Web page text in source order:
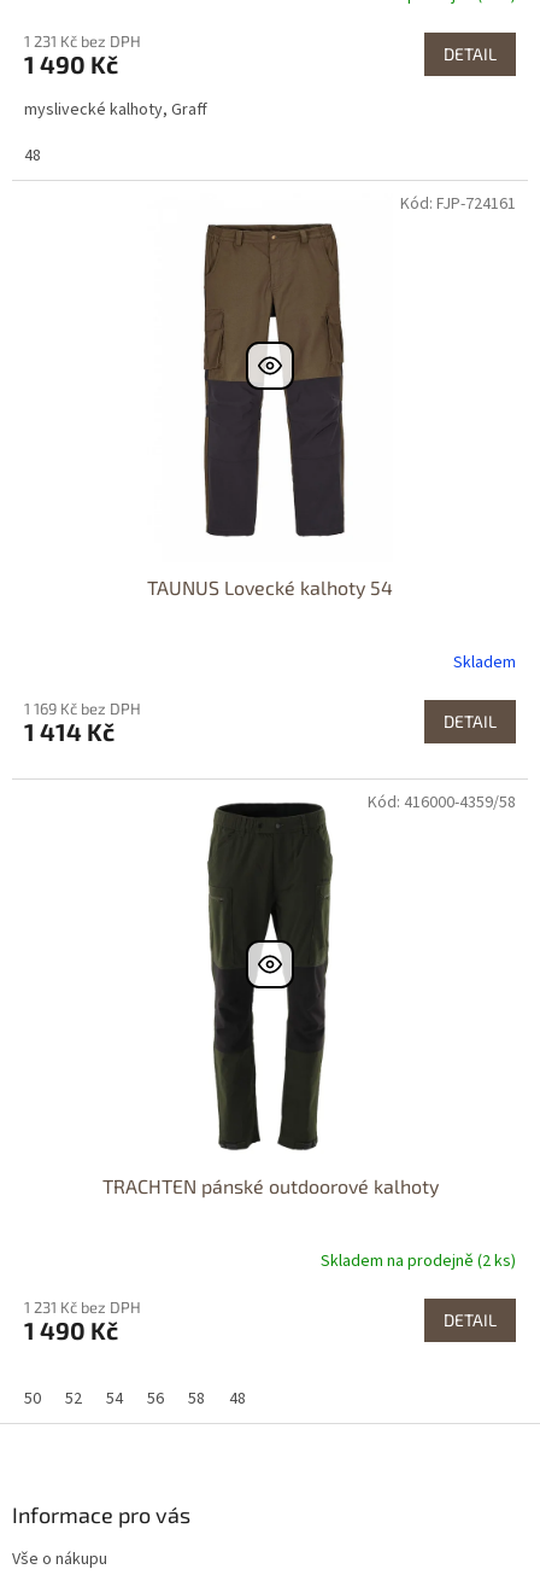
1 231 Kč bez DPH
1 490 Kč DETAIL
myslivecké kalhoty, Graff
48
TAUNUS Lovecké kalhoty 54
Skladem
1 169 Kč bez DPH
1 414 Kč DETAIL
Kód: FJP-724161
TRACHTEN pánské outdoorové kalhoty
Skladem na prodejně (2 ks)
1 231 Kč bez DPH
1 490 Kč DETAIL
50 52 54 56 58 48
Kód: 416000-4359/58
Informace pro vás
Vše o nákupu